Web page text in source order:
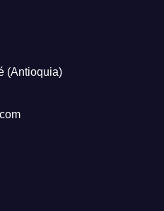
(Antioquia)